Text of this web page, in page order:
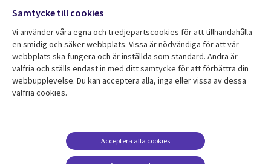
Resurscenter
SWEDEN
dataskydd
Accessibility
Följ oss
Social
Media
SWEDEN
Samtycke till cookies
Vi använder våra egna och tredjepartscookies för att tillhandahålla
en smidig och säker webbplats. Vissa är nödvändiga för att vår
webbplats ska fungera och är inställda som standard. Andra är
valfria och ställs endast in med ditt samtycke för att förbättra din
webbupplevelse. Du kan acceptera alla, inga eller vissa av dessa
valfria cookies.
Acceptera alla cookies